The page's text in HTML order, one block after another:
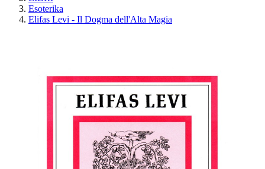
Esoterika
Elifas Levi - Il Dogma dell'Alta Magia